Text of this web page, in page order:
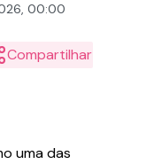
00:00
Compartilhar
uma das